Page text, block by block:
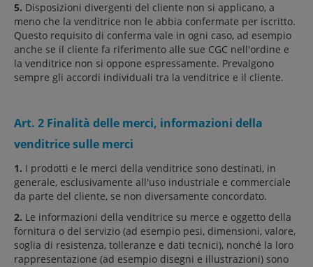
5. Disposizioni divergenti del cliente non si applicano, a
meno che la venditrice non le abbia confermate per iscritto.
Questo requisito di conferma vale in ogni caso, ad esempio
anche se il cliente fa riferimento alle sue CGC nell'ordine e
la venditrice non si oppone espressamente. Prevalgono
sempre gli accordi individuali tra la venditrice e il cliente.
Art. 2 Finalità delle merci, informazioni della
venditrice sulle merci
1. I prodotti e le merci della venditrice sono destinati, in
generale, esclusivamente all'uso industriale e commerciale
da parte del cliente, se non diversamente concordato.
2. Le informazioni della venditrice su merce e oggetto della
fornitura o del servizio (ad esempio pesi, dimensioni, valore,
soglia di resistenza, tolleranze e dati tecnici), nonché la loro
rappresentazione (ad esempio disegni e illustrazioni) sono